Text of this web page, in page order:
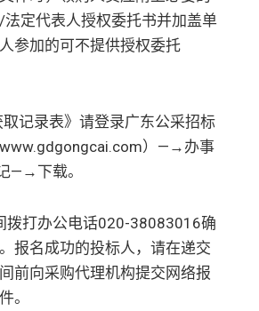
定代表人授权委托书并加盖单
参加的可不提供授权委托
记录表》请登录广东公采招标
）—→办事
—→下载。
拨打办公电话020-38083016确
报名成功的投标人，请在递交
前向采购代理机构提交网络报
。